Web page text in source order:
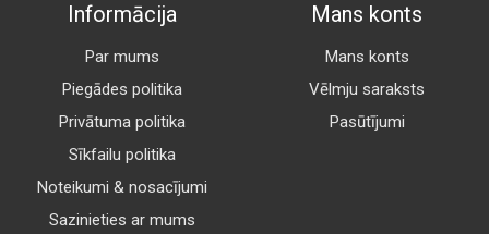
Informācija
Par mums
Piegādes politika
Privātuma politika
Sīkfailu politika
Noteikumi & nosacījumi
Sazinieties ar mums
Mans konts
Mans konts
Vēlmju saraksts
Pasūtījumi